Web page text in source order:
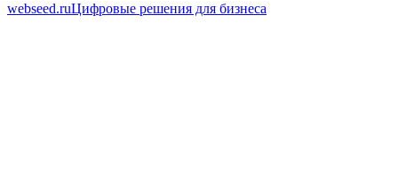
webseed.ruЦифровые решения для бизнеса